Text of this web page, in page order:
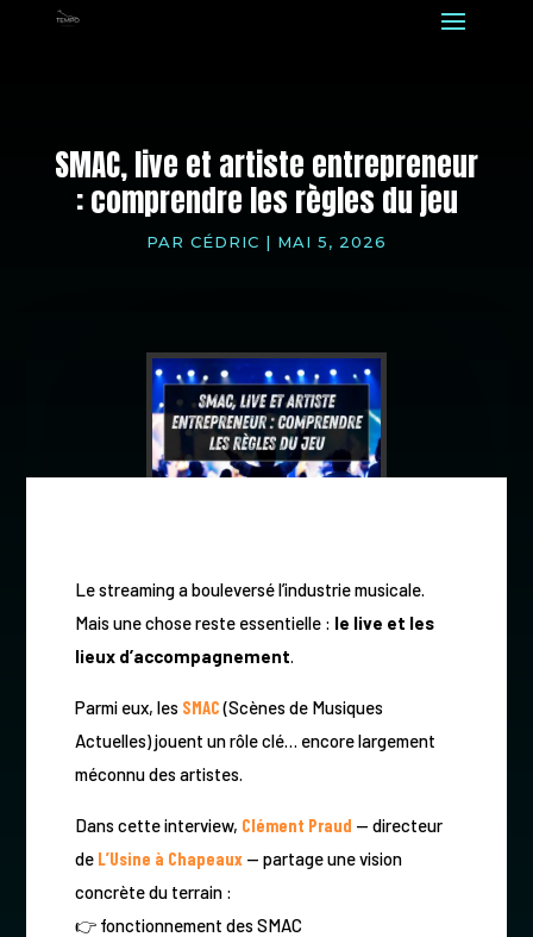
SMAC, live et artiste entrepreneur
: comprendre les règles du jeu
PAR CÉDRIC | MAI 5, 2026
Le streaming a bouleversé l’industrie musicale.
Mais une chose reste essentielle : le live et les
lieux d’accompagnement.
Parmi eux, les SMAC(Scènes de Musiques
Actuelles) jouent un rôle clé… encore largement
méconnu des artistes.
Dans cette interview, Clément Praud — directeur
de L’Usine à Chapeaux— partage une vision
concrète du terrain :
👉 fonctionnement des SMAC